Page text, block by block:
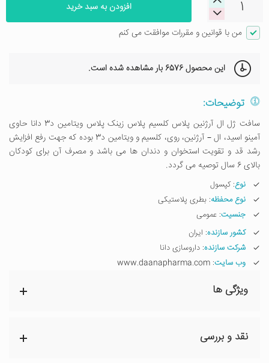
افزودن به سبد خرید
من با قوانین و مقررات موافقت می کنم
این محصول6576 بار مشاهده شده است.
توضیحات:
سافت ژل ال آرژنین پلاس کلسیم پلاس زینک پلاس ویتامین د3 دانا حاوی
آمینو اسید، ال – آرژنین، روی، کلسیم و ویتامین د3 بوده که جهت رفع افزایش
رشد قد و تقویت استخوان و دندان ها می باشد و مصرف آن برای کودکان
بالای 6 سال توصیه می گردد.
نوع: کپسول
نوع محفظه: بطری پلاستیکی
جنسیت: عمومی
کشور سازنده: ایران
شرکت سازنده: داروسازی دانا
وب سایت: www.daanapharma.com
ویژگی ها
نقد و بررسی